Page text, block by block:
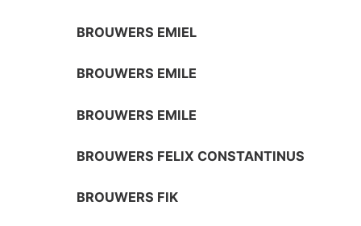
BROUWERS EMIEL
BROUWERS EMILE
BROUWERS EMILE
BROUWERS FELIX CONSTANTINUS
BROUWERS FIK